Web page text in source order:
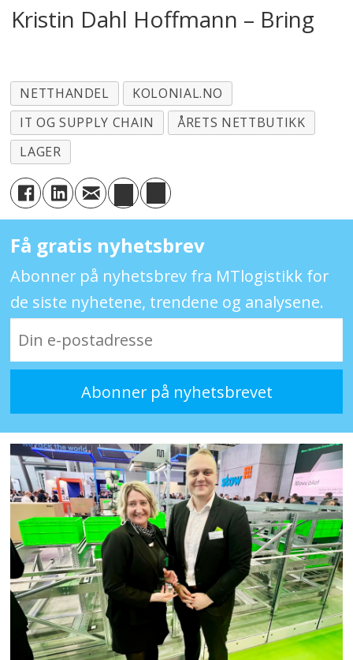
Kristin Dahl Hoffmann – Bring
NETTHANDEL
KOLONIAL.NO
IT OG SUPPLY CHAIN
ÅRETS NETTBUTIKK
LAGER
Få gratis nyhetsbrev
Abonner på nyhetsbrev fra MTlogistikk for
de siste nyhetene, trendene og analysene.